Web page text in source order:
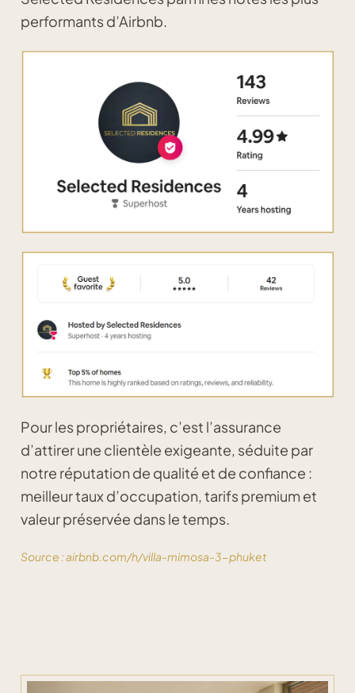
performants d’Airbnb.
Pour les propriétaires, c’est l’assurance
d’attirer une clientèle exigeante, séduite par
notre réputation de qualité et de confiance :
meilleur taux d’occupation, tarifs premium et
valeur préservée dans le temps.
Source : airbnb.com/h/villa-mimosa-3-phuket